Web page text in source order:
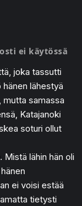
ei käytössä
joka tassutti
lähestyä
mutta samassa
Katajanoki
soturi ollut
Mistä lähin hän oli
ei voisi estää
tietysti